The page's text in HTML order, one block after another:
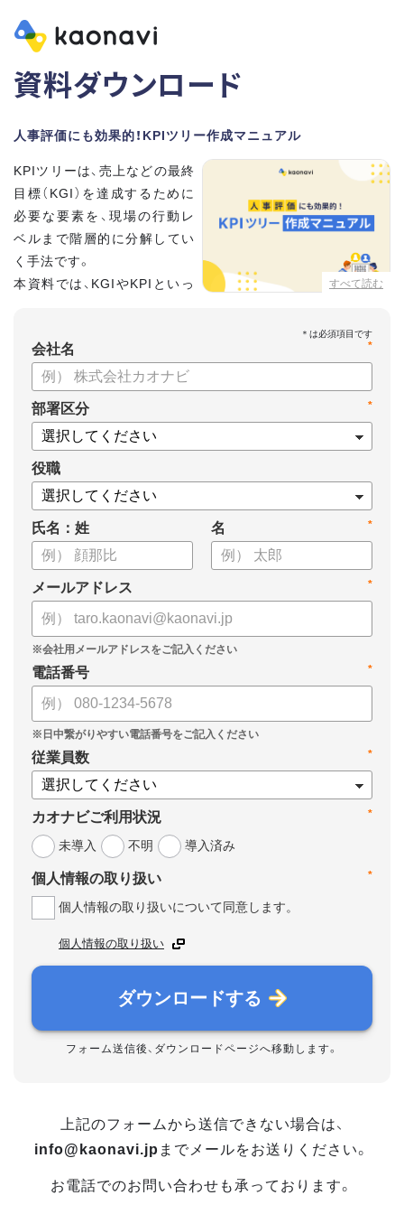
資料ダウンロード
人事評価にも効果的！KPIツリー作成マニュアル
すべて読む
KPIツリーは、売上などの最終
目標（KGI）を達成するために
必要な要素を、現場の行動レ
ベルまで階層的に分解してい
く手法です。
本資料では、KGIやKPIといっ
【資料の内容】
・KGI、KPIなどの用語をおさらい
・KPIツリーの作り方
・業種別のKPIツリー例
*
会社名
*
部署区分
役職
氏名：姓 *
名
*
メールアドレス
*
電話番号
*
従業員数
*
カオナビご利用状況
未導入
不明 導入済み
*
個人情報の取り扱い
個人情報の取り扱いについて同意します。
個人情報の取り扱い
ダウンロードする
フォーム送信後、ダウンロードページへ移動します。
上記のフォームから送信できない場合は、
info@kaonavi.jp までメールをお送りください。
お電話でのお問い合わせも承っております。